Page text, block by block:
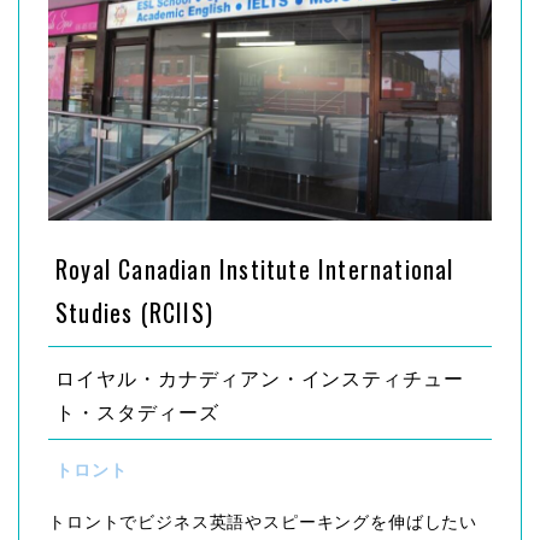
Royal Canadian Institute International
Studies (RCIIS)
ロイヤル・カナディアン・インスティチュー
ト・スタディーズ
トロント
トロントでビジネス英語やスピーキングを伸ばしたい